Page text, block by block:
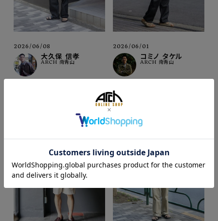
2026/06/08
大久保 信孝
ARCH 南青山
2026/06/01
コミノ タケル
ARCH 南青山